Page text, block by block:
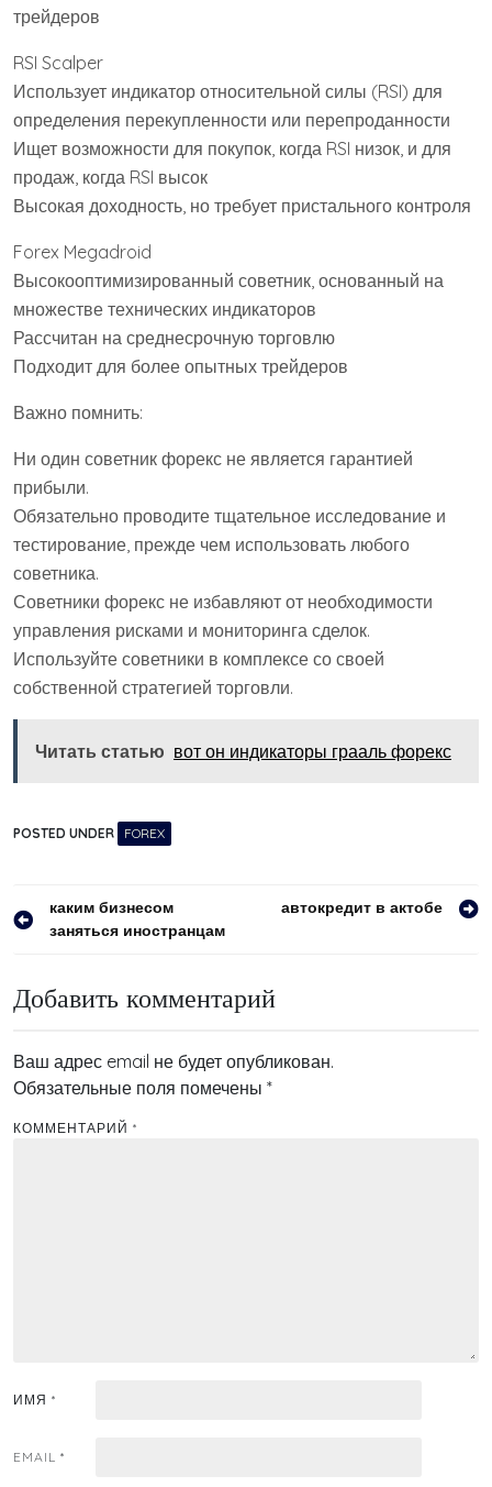
трейдеров
RSI Scalper
Использует индикатор относительной силы (RSI) для
определения перекупленности или перепроданности
Ищет возможности для покупок, когда RSI низок, и для
продаж, когда RSI высок
Высокая доходность, но требует пристального контроля
Forex Megadroid
Высокооптимизированный советник, основанный на
множестве технических индикаторов
Рассчитан на среднесрочную торговлю
Подходит для более опытных трейдеров
Важно помнить:
Ни один советник форекс не является гарантией
прибыли.
Обязательно проводите тщательное исследование и
тестирование, прежде чем использовать любого
советника.
Советники форекс не избавляют от необходимости
управления рисками и мониторинга сделок.
Используйте советники в комплексе со своей
собственной стратегией торговли.
Читать статью вот он индикаторы грааль форекс
POSTED UNDER FOREX
Навигация
каким бизнесом
заняться иностранцам
автокредит в актобе
Добавить комментарий
Ваш адрес email не будет опубликован.
Обязательные поля помечены *
КОММЕНТАРИЙ *
ИМЯ *
EMAIL *